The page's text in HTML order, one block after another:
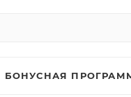
БОНУСНАЯ